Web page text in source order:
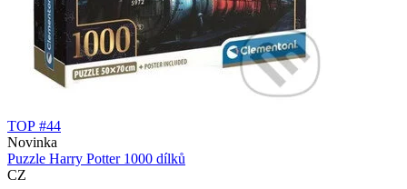
TOP #44
Novinka
Puzzle Harry Potter 1000 dílků
CZ